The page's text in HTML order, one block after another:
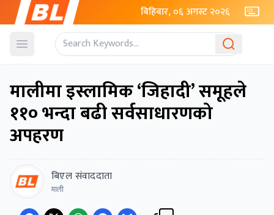
बिहिबार, ०६ अगस्ट २०२६
Open menu
मालीमा इस्लामिक ‘जिहादी’ समूहले
११० भन्दा बढी सर्वसाधारणको
अपहरण
बिएल संवाददाता
माली